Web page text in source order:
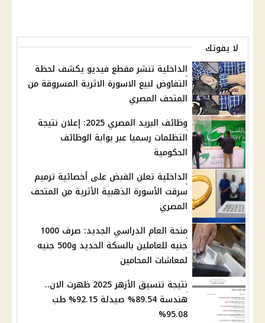
لا يفوتك
الداخلية تنشر مقطع فيديو يكشف لحظة
التفاوض لبيع الاسورة الاثرية المسروقة من
المتحف المصري
وظائف البريد المصري 2025: إعلان نتيجة
التظلمات رسميا عبر بوابة الوظائف
الحكومية
الداخلية تعلن القبض على أخصائية ترميم
سرقت الأسورة الذهبية الأثرية من المتحف
المصري
منحة العام الدراسي الجديد: صرف 1000
جنيه للعاملين بالسكة الحديد و500 جنيه
لمعاشات المحامين
نتيجة تنسيق الأزهر 2025 ظهرت الان..
هندسة 89.54% صيدلة 92.15% طب
95.08%